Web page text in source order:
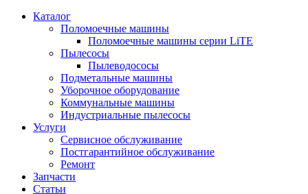
Каталог
Поломоечные машины
Поломоечные машины серии LiTE
Пылесосы
Пылеводососы
Подметальные машины
Уборочное оборудование
Коммунальные машины
Индустриальные пылесосы
Услуги
Сервисное обслуживание
Постгарантийное обслуживание
Ремонт
Запчасти
Статьи